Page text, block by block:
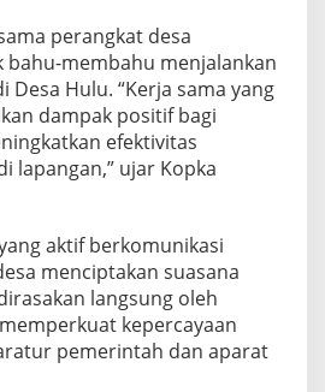
perangkat desa
membahu menjalankan
Hulu. “Kerja sama yang
dampak positif bagi
efektivitas
lapangan,” ujar Kopka
aktif berkomunikasi
menciptakan suasana
langsung oleh
kepercayaan
pemerintah dan aparat